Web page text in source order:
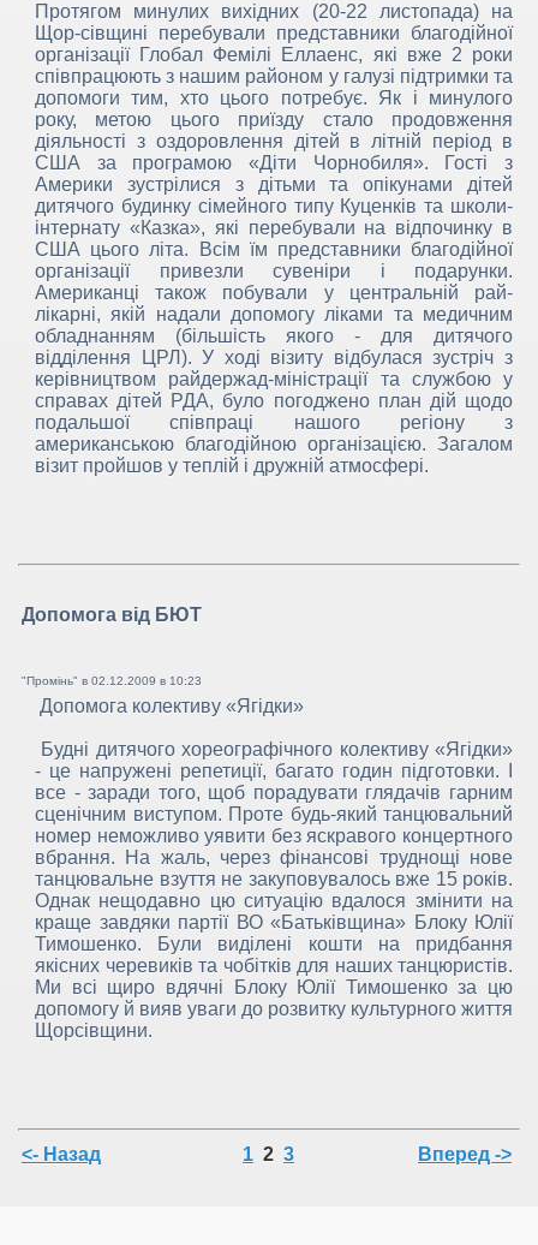
Протягом минулих вихідних (20-22 листопада) на
Щор-сівщині перебували представники благодійної
організації Глобал Фемілі Еллаенс, які вже 2 роки
співпрацюють з нашим районом у галузі підтримки та
допомоги тим, хто цього потребує. Як і минулого
року, метою цього приїзду стало продовження
діяльності з оздоровлення дітей в літній період в
США за програмою «Діти Чорнобиля». Гості з
Америки зустрілися з дітьми та опікунами дітей
дитячого будинку сімейного типу Куценків та школи-
інтернату «Казка», які перебували на відпочинку в
США цього літа. Всім їм представники благодійної
організації привезли сувеніри і подарунки.
Американці також побували у центральній рай-
лікарні, якій надали допомогу ліками та медичним
обладнанням (більшість якого - для дитячого
відділення ЦРЛ). У ході візиту відбулася зустріч з
керівництвом райдержад-міністрації та службою у
справах дітей РДА, було погоджено план дій щодо
подальшої співпраці нашого регіону з
американською благодійною організацією. Загалом
візит пройшов у теплій і дружній атмосфері.
Допомога від БЮТ
"Промінь" в 02.12.2009 в 10:23
Допомога колективу «Ягідки»
Будні дитячого хореографічного колективу «Ягідки»
- це напружені репетиції, багато годин підготовки. І
все - заради того, щоб порадувати глядачів гарним
сценічним виступом. Проте будь-який танцювальний
номер неможливо уявити без яскравого концертного
вбрання. На жаль, через фінансові труднощі нове
танцювальне взуття не закуповувалось вже 15 років.
Однак нещодавно цю ситуацію вдалося змінити на
краще завдяки партії ВО «Батьківщина» Блоку Юлії
Тимошенко. Були виділені кошти на придбання
якісних черевиків та чобітків для наших танцюристів.
Ми всі щиро вдячні Блоку Юлії Тимошенко за цю
допомогу й вияв уваги до розвитку культурного життя
Щорсівщини.
<- Назад 1 2 3 Вперед ->